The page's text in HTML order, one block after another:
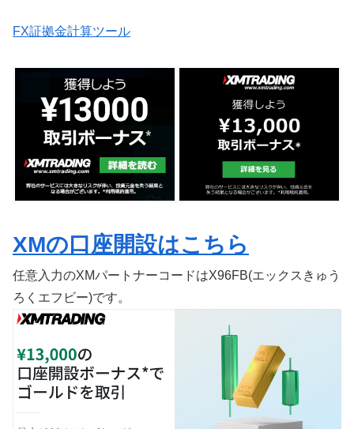
FX証拠金計算ツール
XMの口座開設はこちら
任意入力のXMパートナーコードはX96FB(エックスきゅう
ろくエフビー)です。